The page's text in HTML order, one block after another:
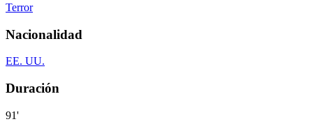
Terror
Nacionalidad
EE. UU.
Duración
91'